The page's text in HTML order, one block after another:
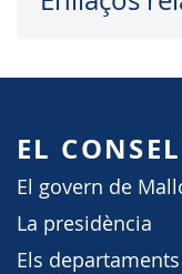
EL
El govern de
La presidència
Els departaments